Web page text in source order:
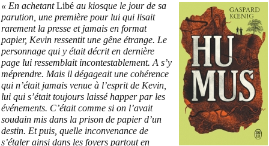
« En achetantLibé au kiosque le jour de sa
parution, une première pour lui qui lisait
rarement la presse et jamais en format
papier, Kevin ressentit une gêne étrange. Le
personnage qui y était décrit en dernière
page lui ressemblait incontestablement. A s’y
méprendre. Mais il dégageait une cohérence
qui n’était jamais venue à l’esprit de Kevin,
lui qui s’était toujours laissé happer par les
événements. C’était comme si on l’avait
soudain mis dans la prison de papier d’un
destin. Et puis, quelle inconvenance de
s’étaler ainsi dans les foyers partout en